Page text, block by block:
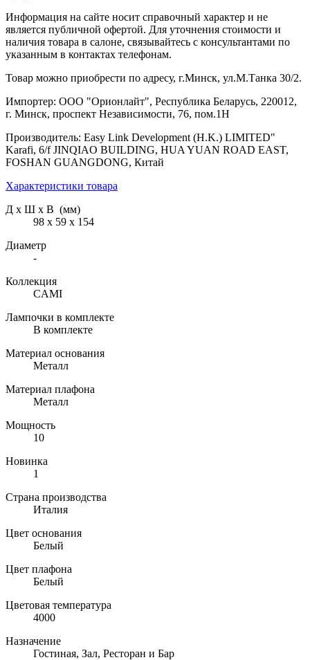
Информация на сайте носит справочный характер и не
является публичной офертой. Для уточнения стоимости и
наличия товара в салоне, связывайтесь с консультантами по
указанным в контактах телефонам.
Товар можно приобрести по адресу, г.Минск, ул.М.Танка 30/2.
Импортер: ООО "Орионлайт", Республика Беларусь, 220012,
г. Минск, проспект Независимости, 76, пом.1Н
Производитель: Easy Link Development (H.K.) LIMITED"
Karafi, 6/f JINQIAO BUILDING, HUA YUAN ROAD EAST,
FOSHAN GUANGDONG, Китай
Характеристики товара
Д х Ш х В (мм)
98 х 59 х 154
Диаметр
-
Коллекция
CAMI
Лампочки в комплекте
В комплекте
Материал основания
Металл
Материал плафона
Металл
Мощность
10
Новинка
1
Страна производства
Италия
Цвет основания
Белый
Цвет плафона
Белый
Цветовая температура
4000
Назначение
Гостиная, Зал, Ресторан и Бар